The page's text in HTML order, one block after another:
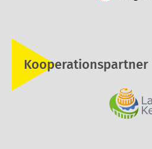
Kooperationspartner